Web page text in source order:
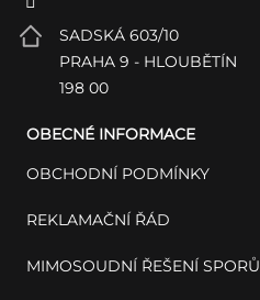
SADSKÁ 603/10
PRAHA 9 - HLOUBĚTÍN
198 00
OBECNÉ INFORMACE
OBCHODNÍ PODMÍNKY
REKLAMAČNÍ ŘÁD
MIMOSOUDNÍ ŘEŠENÍ SPORŮ